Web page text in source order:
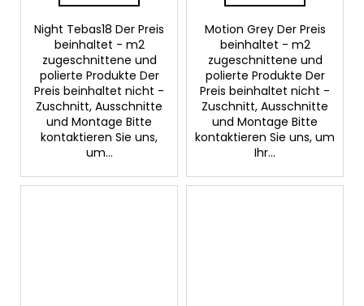
Night Tebas18 Der Preis
beinhaltet - m2
zugeschnittene und
polierte Produkte Der
Preis beinhaltet nicht -
Zuschnitt, Ausschnitte
und Montage Bitte
kontaktieren Sie uns,
um...
Motion Grey Der Preis
beinhaltet - m2
zugeschnittene und
polierte Produkte Der
Preis beinhaltet nicht -
Zuschnitt, Ausschnitte
und Montage Bitte
kontaktieren Sie uns, um
Ihr...